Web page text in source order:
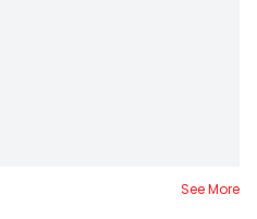
See More